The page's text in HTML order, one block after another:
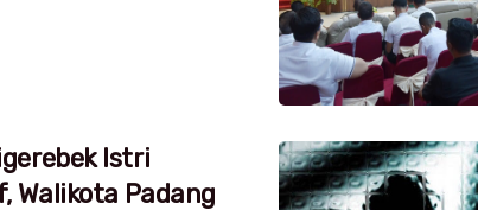
Istri
Walikota Padang